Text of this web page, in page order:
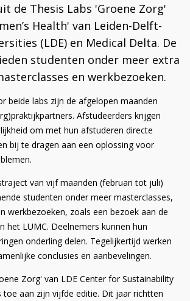
de Thesis Labs 'Groene Zorg'
Health' van Leiden-Delft-
(LDE) en Medical Delta. De
studenten onder meer extra
en werkbezoeken.
beide labs zijn de afgelopen maanden
Afstudeerders krijgen
om met hun afstuderen directe
bij te dragen aan een oplossing voor
van vijf maanden (februari tot juli)
studenten onder meer masterclasses,
werkbezoeken, zoals een bezoek aan de
het LUMC. Deelnemers kunnen hun
onderling delen. Tegelijkertijd werken
conclusies en aanbevelingen.
Zorg' van LDE Center for Sustainability
toe aan zijn vijfde editie. Dit jaar richtten